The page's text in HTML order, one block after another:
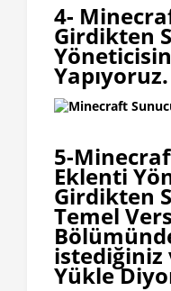
4-
Girdikten
Yapıyoruz.
5-
Eklenti
Girdikten
Temel
istediğiniz
Yükle